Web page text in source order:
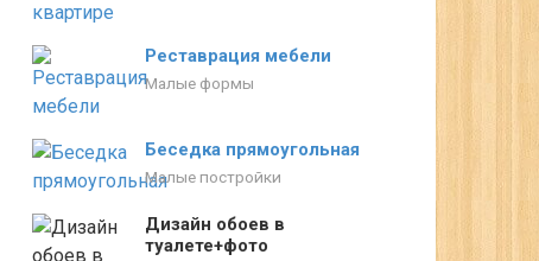
Реставрация мебели
Малые формы
Беседка прямоугольная
Малые постройки
Дизайн обоев в
туалете+фото